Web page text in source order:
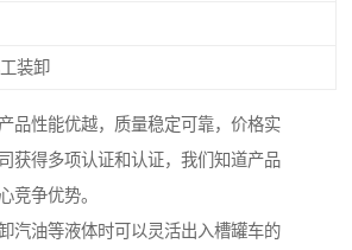
装卸
品性能优越，质量稳定可靠，价格实
获得多项认证和认证，我们知道产品
竞争优势。
汽油等液体时可以灵活出入槽罐车的